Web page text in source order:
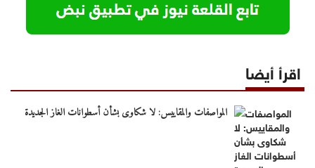
اقرأ أيضا
المواصفات والمقاييس: لا شكاوى بشأن أسطوانات الغاز الجديدة